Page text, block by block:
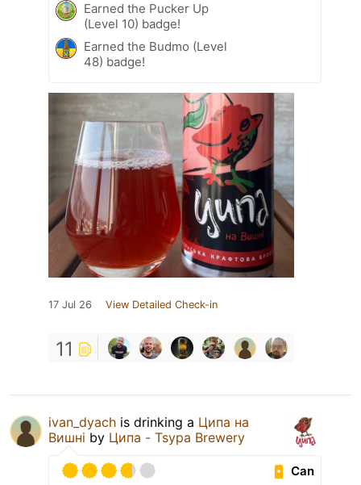
Earned the Pucker Up
(Level 10) badge!
Earned the Budmo (Level
48) badge!
17 Jul 26 View Detailed Check-in
11
ivan_dyach is drinking a Ципа на
Вишні by Ципа - Tsypa Brewery
Can